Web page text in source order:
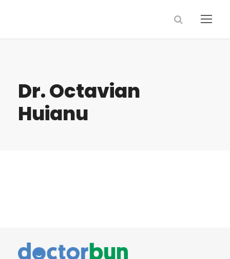
Dr. Octavian
Huianu